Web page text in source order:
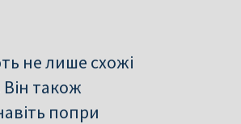
не лише схожі
також
попри